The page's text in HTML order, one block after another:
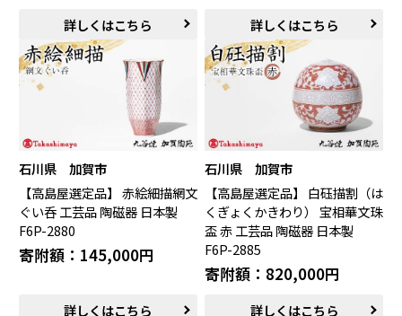
詳しくはこちら 詳しくはこちら
石川県 加賀市
【高島屋選定品】 赤絵細描網文
ぐい呑 工芸品 陶磁器 日本製
F6P-2880
寄附額：145,000円
詳しくはこちら
石川県 加賀市
【高島屋選定品】 白砡描割（は
くぎょくかきわり） 宝相華文珠
盃 赤 工芸品 陶磁器 日本製
F6P-2885
寄附額：820,000円
詳しくはこちら